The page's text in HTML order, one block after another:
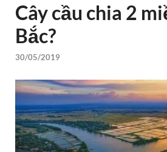
Cây cầu chia 2
Bắc?
30/05/2019